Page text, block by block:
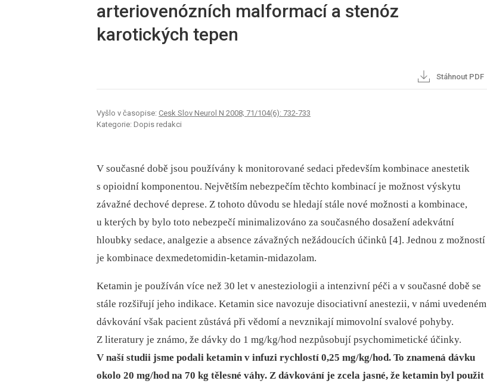
arteriovenózních malformací a stenóz
karotických tepen
Stáhnout PDF
Vyšlo v časopise: Cesk Slov Neurol N 2008; 71/104(6): 732-733
Kategorie: Dopis redakci
V současné době jsou používány k monitorované sedaci především kombinace anestetik
s opioidní komponentou. Největším nebezpečím těchto kombinací je možnost výskytu
závažné dechové deprese. Z tohoto důvodu se hledají stále nové možnosti a kombinace,
u kterých by bylo toto nebezpečí minimalizováno za současného dosažení adekvátní
hloubky sedace, analgezie a absence závažných nežádoucích účinků [4]. Jednou z možností
je kombinace dexmedetomidin‑ketamin‑midazolam.
Ketamin je používán více než 30 let v anesteziologii a intenzivní péči a v současné době se
stále rozšiřují jeho indikace. Ketamin sice navozuje disociativní anestezii, v námi uvedeném
dávkování však pacient zůstává při vědomí a nevznikají mimovolní svalové pohyby.
Z literatury je známo, že dávky do 1 mg/kg/hod nezpůsobují psychomimetické účinky.
V naší studii jsme podali ketamin v infuzi rychlostí 0,25 mg/kg/hod. To znamená dávku
okolo 20 mg/hod na 70 kg tělesné váhy. Z dávkování je zcela jasné, že ketamin byl použit